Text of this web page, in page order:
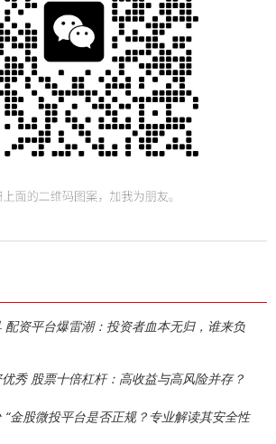
配资平台爆雷潮：投资者血本无归，谁来负
秀 股票十倍杠杆：高收益与高风险并存？
“金股微投平台是否正规？专业解读其安全性